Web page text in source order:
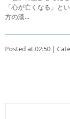
「心が亡くなる」と
方の漢…
Posted at 02:50 |